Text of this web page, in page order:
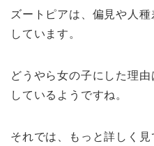
ズートピアは、偏見や人
しています。
どうやら女の子にした理
しているようですね。
それでは、もっと詳しく見